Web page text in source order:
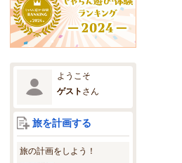
ようこそ
ゲスト さん
旅を計画する
旅の計画をしよう！